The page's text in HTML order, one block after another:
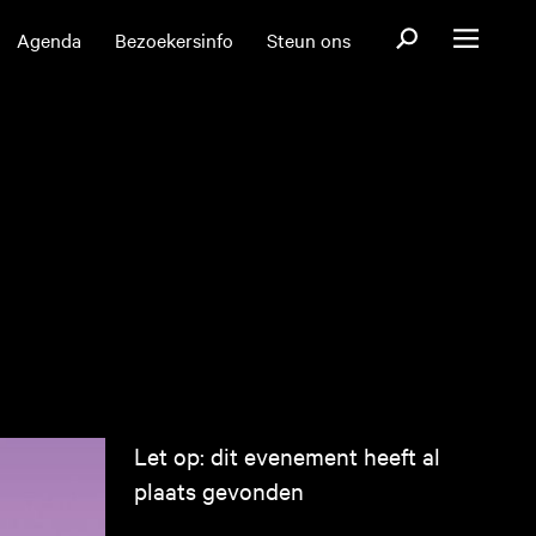
Agenda Bezoekersinfo Steun ons OpenOpen menu
Let op: dit evenement heeft al
plaats gevonden